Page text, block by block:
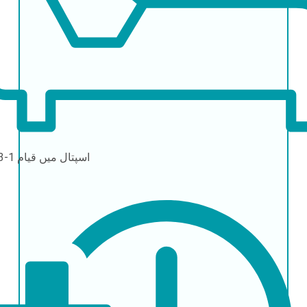
اسپتال میں قیام 1-3 دن